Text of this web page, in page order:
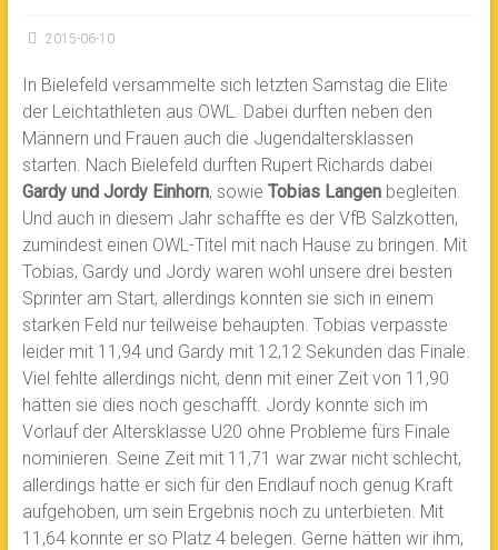
2015-06-10
In Bielefeld versammelte sich letzten Samstag die Elite
der Leichtathleten aus OWL. Dabei durften neben den
Männern und Frauen auch die Jugendaltersklassen
starten. Nach Bielefeld durften Rupert Richards dabei
Gardy und Jordy Einhorn, sowie Tobias Langenbegleiten.
Und auch in diesem Jahr schaffte es der VfB Salzkotten,
zumindest einen OWL-Titel mit nach Hause zu bringen. Mit
Tobias, Gardy und Jordy waren wohl unsere drei besten
Sprinter am Start, allerdings konnten sie sich in einem
starken Feld nur teilweise behaupten. Tobias verpasste
leider mit 11,94 und Gardy mit 12,12 Sekunden das Finale.
Viel fehlte allerdings nicht, denn mit einer Zeit von 11,90
hätten sie dies noch geschafft. Jordy konnte sich im
Vorlauf der Altersklasse U20 ohne Probleme fürs Finale
nominieren. Seine Zeit mit 11,71 war zwar nicht schlecht,
allerdings hatte er sich für den Endlauf noch genug Kraft
aufgehoben, um sein Ergebnis noch zu unterbieten. Mit
11,64 konnte er so Platz 4 belegen. Gerne hätten wir ihm,